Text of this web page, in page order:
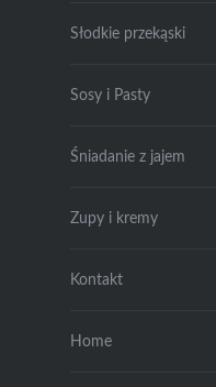
Słodkie przekąski
Sosy i Pasty
Śniadanie z jajem
Zupy i kremy
Kontakt
Home